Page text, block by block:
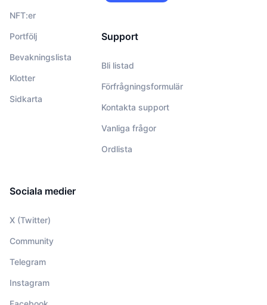
NFT:er
Portfölj
Bevakningslista
Klotter
Sidkarta
Support
Bli listad
Förfrågningsformulär
Kontakta support
Vanliga frågor
Ordlista
Sociala medier
X (Twitter)
Community
Telegram
Instagram